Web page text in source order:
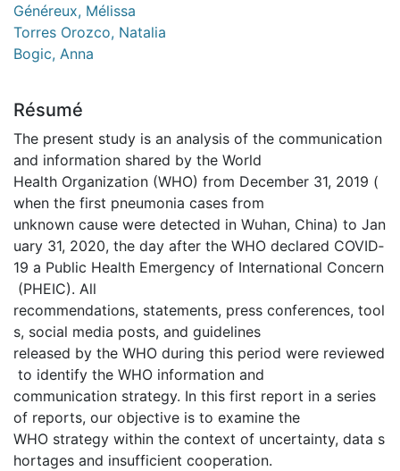
Généreux, Mélissa
Torres Orozco, Natalia
Bogic, Anna
Résumé
The present study is an analysis of the communication
and information shared by the World
Health Organization (WHO) from December 31, 2019 (
when the first pneumonia cases from
unknown cause were detected in Wuhan, China) to Jan
uary 31, 2020, the day after the WHO declared COVID‐
19 a Public Health Emergency of International Concern
(PHEIC). All
recommendations, statements, press conferences, tool
s, social media posts, and guidelines
released by the WHO during this period were reviewed
to identify the WHO information and
communication strategy. In this first report in a series
of reports, our objective is to examine the
WHO strategy within the context of uncertainty, data s
hortages and insufficient cooperation.